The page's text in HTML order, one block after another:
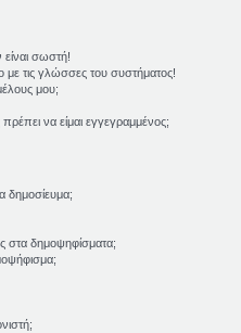
σωστή!
τις γλώσσες του συστήματος!
μου;
να είμαι εγγεγραμμένος;
στα δημοψηφίσματα;